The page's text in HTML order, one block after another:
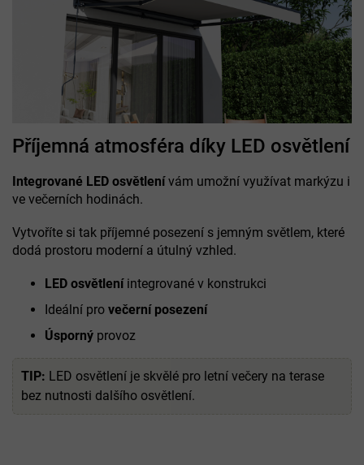
Příjemná atmosféra díky LED osvětlení
Integrované LED osvětlenívám umožní využívat markýzu i
ve večerních hodinách.
Vytvoříte si tak příjemné posezení s jemným světlem, které
dodá prostoru moderní a útulný vzhled.
LED osvětleníintegrované v konstrukci
Ideální pro večerní posezení
Úsporný provoz
TIP: LED osvětlení je skvělé pro letní večery na terase
bez nutnosti dalšího osvětlení.